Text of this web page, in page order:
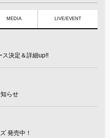
MEDIA LIVE/EVENT
ス決定＆詳細up!!
らせ
発売中！